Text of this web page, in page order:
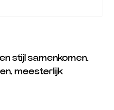
stijl samenkomen.
meesterlijk